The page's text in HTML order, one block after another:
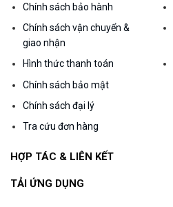
Chính sách bảo hành
Chính sách vận chuyển &
giao nhận
Hình thức thanh toán
Chính sách bảo mật
Chính sách đại lý
Tra cứu đơn hàng
HỢP TÁC & LIÊN KẾT
TẢI ỨNG DỤNG